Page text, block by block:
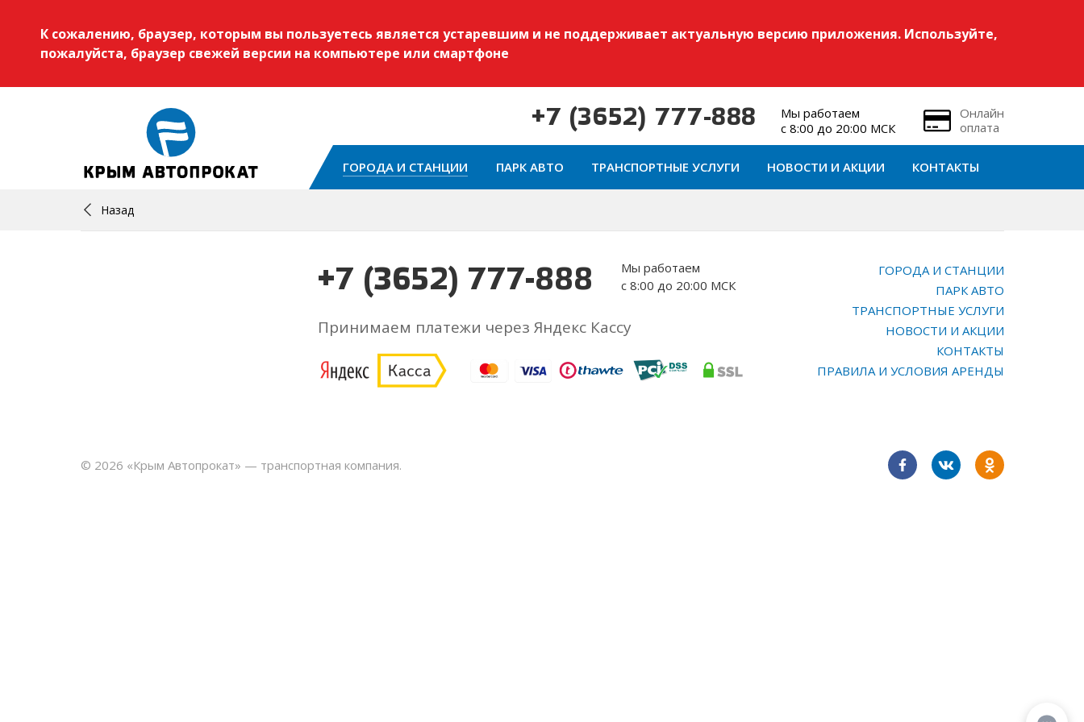
К сожалению, браузер, которым вы пользуетесь является устаревшим и не поддерживает актуальную версию приложения. Используйте,
пожалуйста, браузер свежей версии на компьютере или смартфоне
+7 (3652) 777-888
Мы работаем
с 8:00 до 20:00 МСК
Онлайн
оплата
ГОРОДА И СТАНЦИИ ПАРК АВТО ТРАНСПОРТНЫЕ УСЛУГИ НОВОСТИ И АКЦИИ КОНТАКТЫ
Назад
+7 (3652) 777-888
Мы работаем
с 8:00 до 20:00 МСК
Принимаем платежи через Яндекс Кассу
ГОРОДА И СТАНЦИИ
ПАРК АВТО
ТРАНСПОРТНЫЕ УСЛУГИ
НОВОСТИ И АКЦИИ
КОНТАКТЫ
ПРАВИЛА И УСЛОВИЯ АРЕНДЫ
© 2026 «Крым Автопрокат» — транспортная компания.